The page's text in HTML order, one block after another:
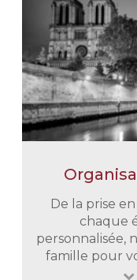
De la prise
chaque
personnalisée,
famille pour